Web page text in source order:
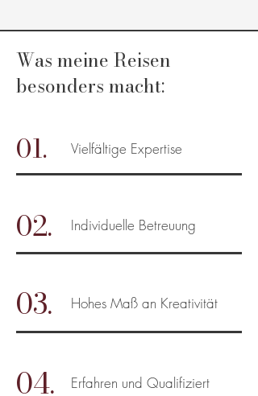
Was meine Reisen
besonders macht:
01. Vielfältige Expertise
02. Individuelle Betreuung
03. Hohes Maß an Kreativität
04. Erfahren und Qualifiziert